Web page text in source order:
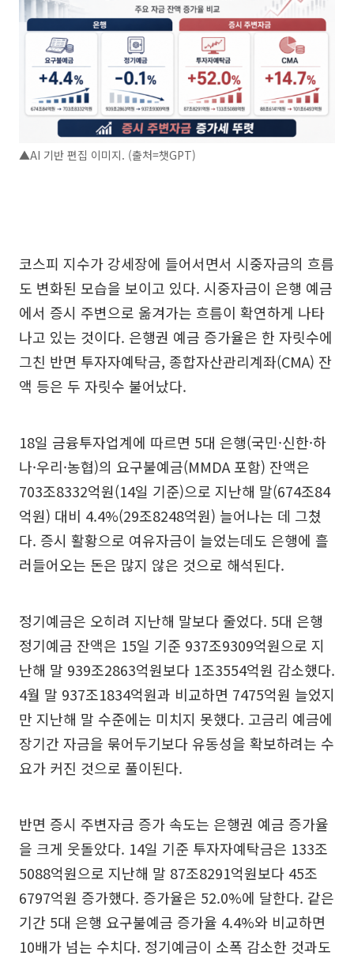
▲AI 기반 편집 이미지. (출처=챗GPT)
코스피 지수가 강세장에 들어서면서 시중자금의 흐름
도 변화된 모습을 보이고 있다. 시중자금이 은행 예금
에서 증시 주변으로 옮겨가는 흐름이 확연하게 나타
나고 있는 것이다. 은행권 예금 증가율은 한 자릿수에
그친 반면 투자자예탁금, 종합자산관리계좌(CMA) 잔
액 등은 두 자릿수 불어났다.
18일 금융투자업계에 따르면 5대 은행(국민·신한·하
나·우리·농협)의 요구불예금(MMDA 포함) 잔액은
703조8332억원(14일 기준)으로 지난해 말(674조84
억원) 대비 4.4%(29조8248억원) 늘어나는 데 그쳤
다. 증시 활황으로 여유자금이 늘었는데도 은행에 흘
러들어오는 돈은 많지 않은 것으로 해석된다.
정기예금은 오히려 지난해 말보다 줄었다. 5대 은행
정기예금 잔액은 15일 기준 937조9309억원으로 지
난해 말 939조2863억원보다 1조3554억원 감소했다.
4월 말 937조1834억원과 비교하면 7475억원 늘었지
만 지난해 말 수준에는 미치지 못했다. 고금리 예금에
장기간 자금을 묶어두기보다 유동성을 확보하려는 수
요가 커진 것으로 풀이된다.
반면 증시 주변자금 증가 속도는 은행권 예금 증가율
을 크게 웃돌았다. 14일 기준 투자자예탁금은 133조
5088억원으로 지난해 말 87조8291억원보다 45조
6797억원 증가했다. 증가율은 52.0%에 달한다. 같은
기간 5대 은행 요구불예금 증가율 4.4%와 비교하면
10배가 넘는 수치다. 정기예금이 소폭 감소한 것과도